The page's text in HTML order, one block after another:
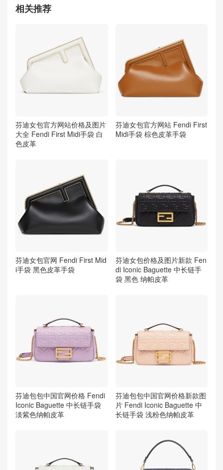
相关推荐
芬迪女包官方网站价格及图片
大全 Fendi First Midi手袋 白
色皮革
芬迪女包官方网站 Fendi First
Midi手袋 棕色皮革手袋
芬迪女包官网 Fendi First Mid
i手袋 黑色皮革手袋
芬迪女包价格及图片新款 Fen
di Iconic Baguette 中长链手
袋 黑色 纳帕皮革
芬迪包包中国官网价格 Fendi
Iconic Baguette 中长链手袋
淡紫色纳帕皮革
芬迪包包中国官网价格新款图
片 Fendi Iconic Baguette 中
长链手袋 浅粉色纳帕皮革